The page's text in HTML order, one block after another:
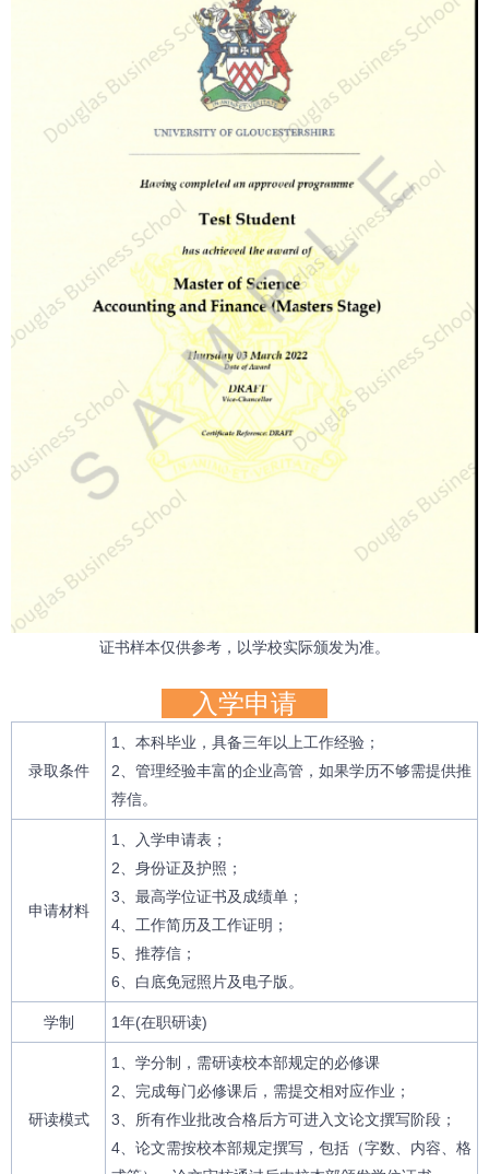
证书样本仅供参考，以学校实际颁发为准。
入学申请
录取条件
1、本科毕业，具备三年以上工作经验；
2、管理经验丰富的企业高管，如果学历不够需提供推
荐信。
申请材料
1、入学申请表；
2、身份证及护照；
3、最高学位证书及成绩单；
4、工作简历及工作证明；
5、推荐信；
6、白底免冠照片及电子版。
学制 1年(在职研读)
研读模式
1、学分制，需研读校本部规定的必修课
2、完成每门必修课后，需提交相对应作业；
3、所有作业批改合格后方可进入文论文撰写阶段；
4、论文需按校本部规定撰写，包括（字数、内容、格